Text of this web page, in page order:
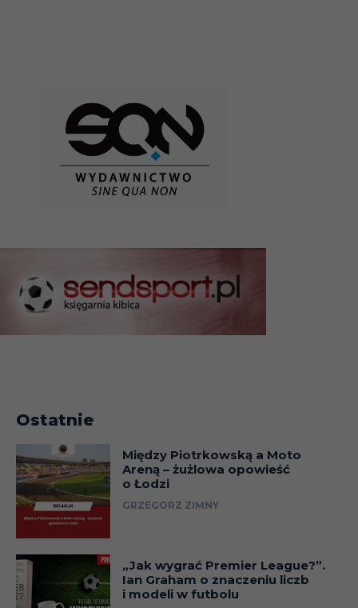
Ostatnie
Między Piotrkowską a Moto
Areną – żużlowa opowieść
o Łodzi
GRZEGORZ ZIMNY
„Jak wygrać Premier League?”.
Ian Graham o znaczeniu liczb
i modeli w futbolu